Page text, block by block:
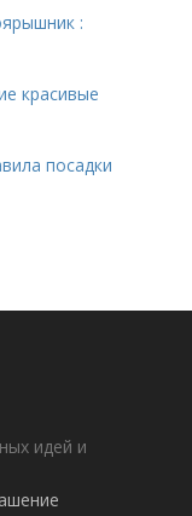
:
красивые
посадки
идей и